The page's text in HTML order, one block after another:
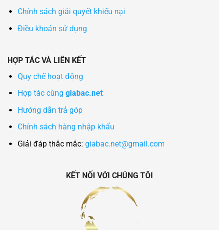
Chính sách giải quyết khiếu nại
Điều khoản sử dụng
HỢP TÁC VÀ LIÊN KẾT
Quy chế hoạt động
Hợp tác cùng giabac.net
Hướng dẫn trả góp
Chính sách hàng nhập khẩu
Giải đáp thắc mắc: giabac.net@gmail.com
KẾT NỐI VỚI CHÚNG TÔI